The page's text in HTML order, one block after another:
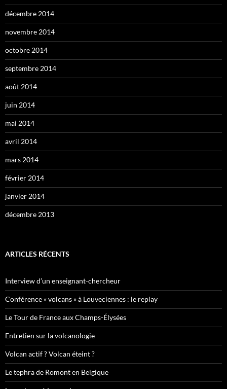
décembre 2014
novembre 2014
octobre 2014
septembre 2014
août 2014
juin 2014
mai 2014
avril 2014
mars 2014
février 2014
janvier 2014
décembre 2013
ARTICLES RÉCENTS
Interview d’un enseignant-chercheur
Conférence « volcans » à Louveciennes : le replay
Le Tour de France aux Champs-Élysées
Entretien sur la volcanologie
Volcan actif ? Volcan éteint ?
Le tephra de Romont en Belgique